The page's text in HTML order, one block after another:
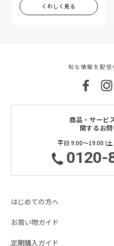
くわしく見る
旬な情報を配
商品・サービ
関するお
平日 9:00～19:00 (
0120-
はじめての方へ
お買い物ガイド
定期購入ガイド